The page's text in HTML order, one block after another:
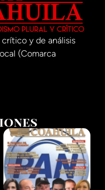
y de análisis
(Comarca